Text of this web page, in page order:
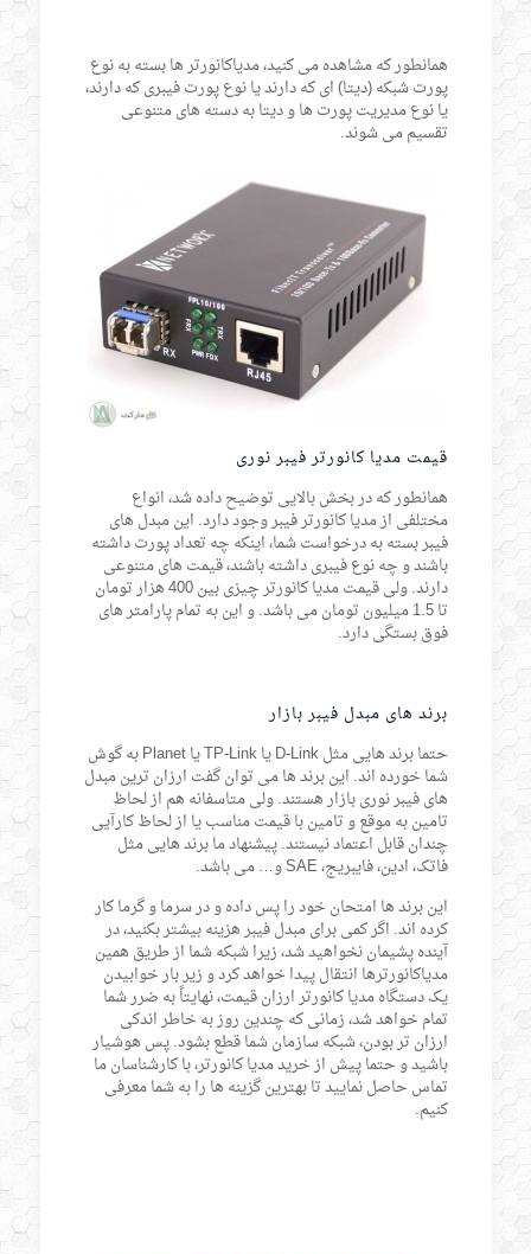
همانطور که مشاهده می کنید، مدیاکانورتر ها بسته به نوع
پورت شبکه (دیتا) ای که دارند یا نوع پورت فیبری که دارند،
یا نوع مدیریت پورت ها و دیتا به دسته های متنوعی
تقسیم می شوند.
قیمت مدیا کانورتر فیبر نوری
همانطور که در بخش بالایی توضیح داده شد، انواع
مختلفی از مدیا کانورتر فیبر وجود دارد. این مبدل های
فیبر بسته به درخواست شما، اینکه چه تعداد پورت داشته
باشند و چه نوع فیبری داشته باشند، قیمت های متنوعی
دارند. ولی قیمت مدیا کانورتر چیزی بین 400 هزار تومان
تا 1.5 میلیون تومان می باشد. و این به تمام پارامتر های
فوق بستگی دارد.
برند های مبدل فیبر بازار
حتما برند هایی مثل D-Link یا TP-Link یا Planet به گوش
شما خورده اند. این برند ها می توان گفت ارزان ترین مبدل
های فیبر نوری بازار هستند. ولی متاسفانه هم از لحاظ
تامین به موقع و تامین با قیمت مناسب یا از لحاظ کارآیی
چندان قابل اعتماد نیستند. پیشنهاد ما برند هایی مثل
فاتک، ادین، فایبریج، SAE و… می باشد.
این برند ها امتحان خود را پس داده و در سرما و گرما کار
کرده اند. اگر کمی برای مبدل فیبر هزینه بیشتر بکنید، در
آینده پشیمان نخواهید شد، زیرا شبکه شما از طریق همین
مدیاکانورترها انتقال پیدا خواهد کرد و زیر بار خوابیدن
یک دستگاه مدیا کانورتر ارزان قیمت، نهایتاً به ضرر شما
تمام خواهد شد، زمانی که چندین روز به خاطر اندکی
ارزان تر بودن، شبکه سازمان شما قطع بشود. پس هوشیار
باشید و حتما پیش از خرید مدیا کانورتر، با کارشناسان ما
تماس حاصل نمایید تا بهترین گزینه ها را به شما معرفی
کنیم.